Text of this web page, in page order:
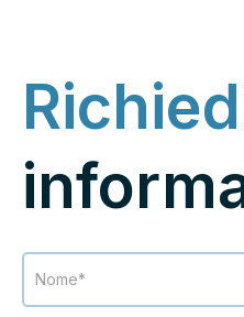
Contatti
landing